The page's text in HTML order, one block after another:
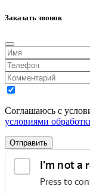
Заказать звонок
Соглашаюсь с
условиями
Отправить